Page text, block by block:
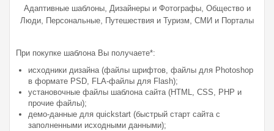
Адаптивные шаблоны, Дизайнеры и Фотографы, Общество и
Люди Персональные Путешествия и Туризм СМИ и Порталы
При покупке шаблона Вы получаете*:
исходники дизайна (файлы шрифтов, файлы для Photoshop
в формате PSD, FLA-файлы для Flash);
установочные файлы шаблона сайта (HTML, CSS, PHP и
прочие файлы);
демо-данные для quickstart (быстрый старт сайта с
заполненными исходными данными);